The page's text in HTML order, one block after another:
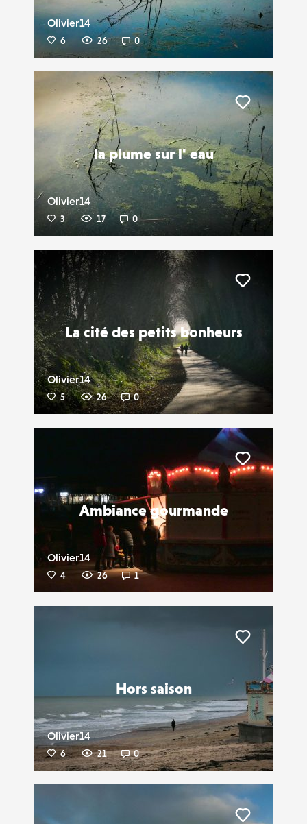
Olivier14
6 26 0
la plume sur l' eau
Olivier14
3 17 0
La cité des petits bonheurs
Olivier14
5 26 0
Ambiance gourmande
Olivier14
4 26 1
Liker
Hors saison
Olivier14
6 21 0